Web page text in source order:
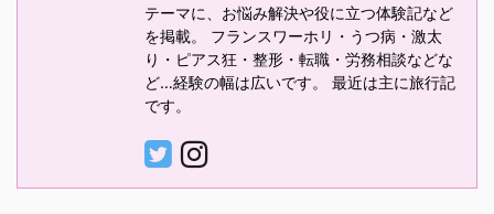
テーマに、お悩み解決や役に立つ体験記など
を掲載。 フランスワーホリ・うつ病・激太
り・ピアス狂・整形・転職・労務相談などな
ど…経験の幅は広いです。 最近は主に旅行記
です。